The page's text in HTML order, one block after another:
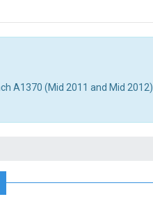
A1370 (Mid 2011 and Mid 2012)